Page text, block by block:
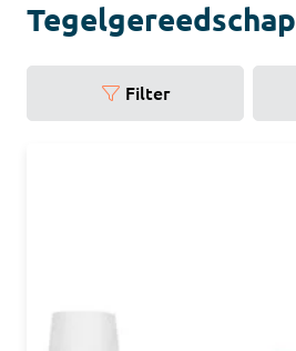
Tegelgereedschap
Filter